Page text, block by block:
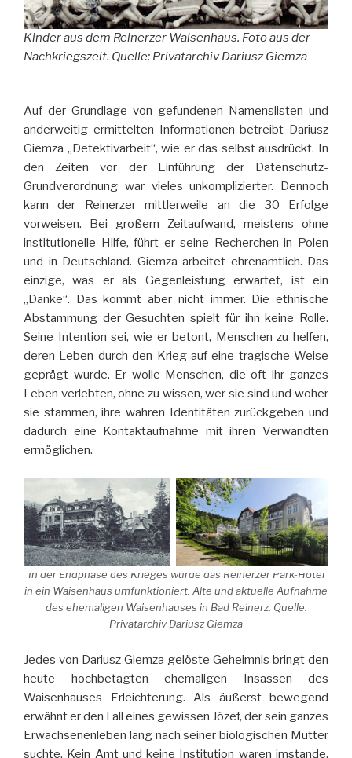
Kinder aus dem Reinerzer Waisenhaus. Foto aus der
Nachkriegszeit. Quelle: Privatarchiv Dariusz Giemza
Auf der Grundlage von gefundenen Namenslisten und
anderweitig ermittelten Informationen betreibt Dariusz
Giemza „Detektivarbeit“, wie er das selbst ausdrückt. In
den Zeiten vor der Einführung der Datenschutz-
Grundverordnung war vieles unkomplizierter. Dennoch
kann der Reinerzer mittlerweile an die 30 Erfolge
vorweisen. Bei großem Zeitaufwand, meistens ohne
institutionelle Hilfe, führt er seine Recherchen in Polen
und in Deutschland. Giemza arbeitet ehrenamtlich. Das
einzige, was er als Gegenleistung erwartet, ist ein
„Danke“. Das kommt aber nicht immer. Die ethnische
Abstammung der Gesuchten spielt für ihn keine Rolle.
Seine Intention sei, wie er betont, Menschen zu helfen,
deren Leben durch den Krieg auf eine tragische Weise
geprägt wurde. Er wolle Menschen, die oft ihr ganzes
Leben verlebten, ohne zu wissen, wer sie sind und woher
sie stammen, ihre wahren Identitäten zurückgeben und
dadurch eine Kontaktaufnahme mit ihren Verwandten
ermöglichen.
In der Endphase des Krieges wurde das Reinerzer Park-Hotel
in ein Waisenhaus umfunktioniert. Alte und aktuelle Aufnahme
des ehemaligen Waisenhauses in Bad Reinerz. Quelle:
Privatarchiv Dariusz Giemza
Jedes von Dariusz Giemza gelöste Geheimnis bringt den
heute hochbetagten ehemaligen Insassen des
Waisenhauses Erleichterung. Als äußerst bewegend
erwähnt er den Fall eines gewissen Józef, der sein ganzes
Erwachsenenleben lang nach seiner biologischen Mutter
suchte. Kein Amt und keine Institution waren imstande,